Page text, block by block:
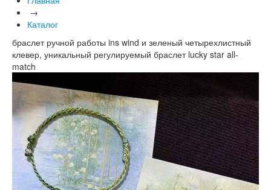
→
Каталог
браслет ручной работы ins wind и зеленый четырехлистный
клевер, уникальный регулируемый браслет lucky star all-
match